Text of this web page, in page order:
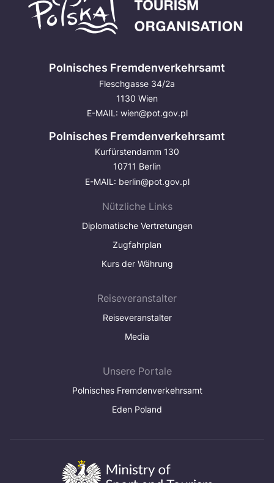
Polnisches Fremdenverkehrsamt
Fleschgasse 34/2a
1130 Wien
E-MAIL: wien@pot.gov.pl
Polnisches Fremdenverkehrsamt
Kurfürstendamm 130
10711 Berlin
E-MAIL: berlin@pot.gov.pl
Nützliche Links
Diplomatische Vertretungen
Zugfahrplan
Kurs der Währung
Reiseveranstalter
Reiseveranstalter
Media
Unsere Portale
Polnisches Fremdenverkehrsamt
Eden Poland